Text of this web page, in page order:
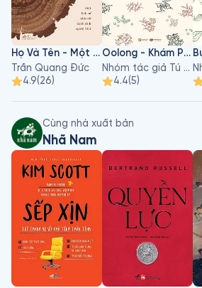
Họ Và Tên - Một Lịch Sử Nhìn Từ Danh Tính Người Việt
Trần Quang Đức
4.9(26)
Oolong - Khám Phá Thế Giới Đầy Hương, Vị Của Rồng Đen
Nhóm tác giả Tú Oanh, Thanh Huyền, Kim Quý
4.4(5)
Cùng nhà xuất bản
Nhã Nam